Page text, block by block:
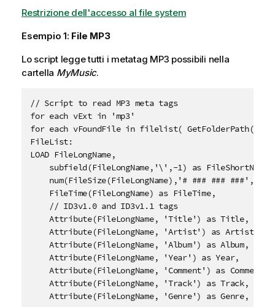
Restrizione dell'accesso al file system
Esempio 1: File MP3
Lo script legge tutti i metatag MP3 possibili nella
cartella MyMusic.
// Script to read MP3 meta tags
for each vExt in 'mp3'
for each vFoundFile in filelist(
FileList:
LOAD FileLongName,
    subfield(FileLongName,'\',-1) as FileShortName,
num(FileSize(FileLongName),'# ### ###
    FileTime(FileLongName) as FileTime,
    // ID3v1.0 and ID3v1.1 tags
    Attribute(FileLongName, 'Title') as Title,
    Attribute(FileLongName, 'Artist') as Artist,
    Attribute(FileLongName, 'Album') as Album,
    Attribute(FileLongName, 'Year') as Year,
    Attribute(FileLongName, 'Comment') as Comment,
    Attribute(FileLongName, 'Track') as Track,
    Attribute(FileLongName, 'Genre') as Genre,